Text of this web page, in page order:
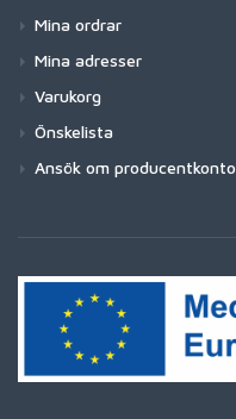
Mina ordrar
Mina adresser
Varukorg
Önskelista
Ansök om producentkonto